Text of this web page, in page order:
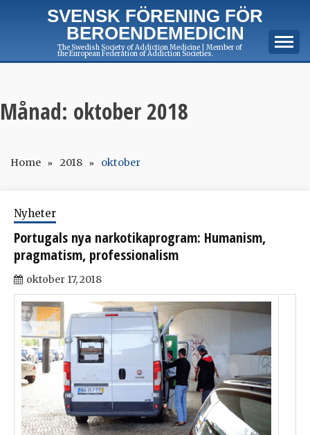
SVENSK FÖRENING FÖR
BEROENDEMEDICIN
The Swedish Society of Addiction Medicine | Member of
the European Federation of Addiction Societies.
Månad: oktober 2018
Home 2018 oktober
Nyheter
Portugals nya narkotikaprogram: Humanism,
pragmatism, professionalism
oktober 17, 2018